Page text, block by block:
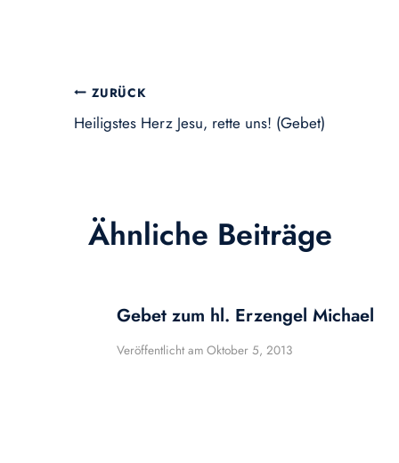
Beitragsnavigation
ZURÜCK
Heiligstes Herz Jesu, rette uns! (Gebet)
Ähnliche Beiträge
Gebet zum hl. Erzengel Michael
Veröffentlicht am Oktober 5, 2013